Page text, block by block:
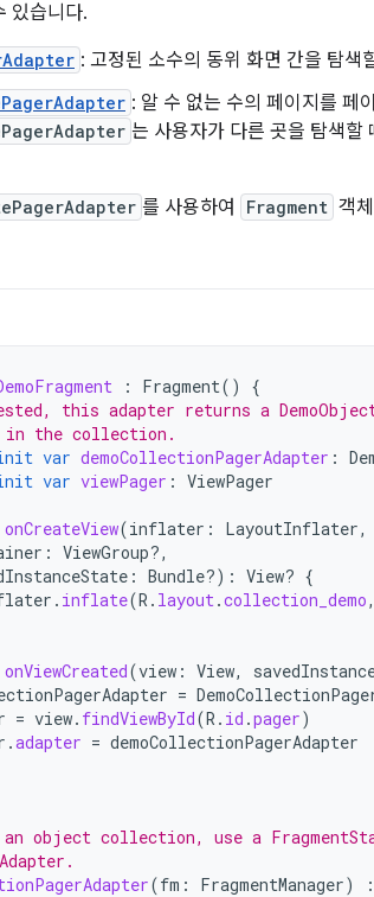
있습니다.
: 고정된 소수의 동위 화면 간을 탐색
: 알 수 없는 수의 페이지를 페
는 사용자가 다른 곳을 탐색할
를 사용하여 Fragment 객
: Fragment()
{
this adapter returns a
the collection.
var demoCollectionPagerAdapter :
var viewPager : ViewPager
onCreateView(inflater : LayoutInflater,
: ViewGroup?,
: Bundle?) : View? {
. inflate(R . layout.collection_demo,
onViewCreated(view : View,
=
= view. findViewById(R . id .pager)
.adapter = demoCollectionPagerAdapter
object collection, use a
(fm : FragmentManager) :